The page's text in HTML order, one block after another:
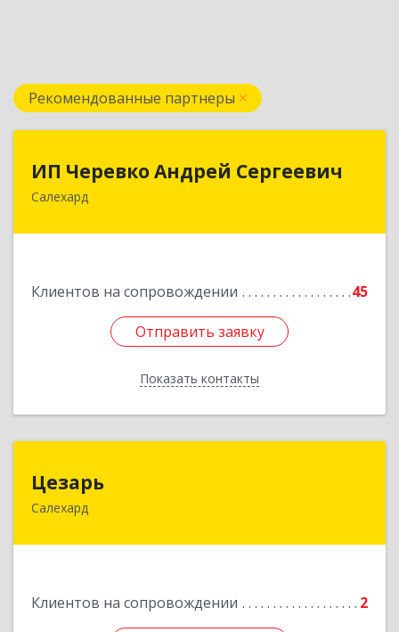
Рекомендованные партнеры
ИП Черевко Андрей Сергеевич
Салехард
Клиентов на сопровождении 45
Отправить заявку
Показать контакты
ИП Черевко Андрей Сергеевич
629003, Ямало-Ненецкий АО, Салехард г,
Отправить заявку
Назад
Цезарь
Салехард
Клиентов на сопровождении 2
629008, Ямало-Ненецкий АО, Салехард г,